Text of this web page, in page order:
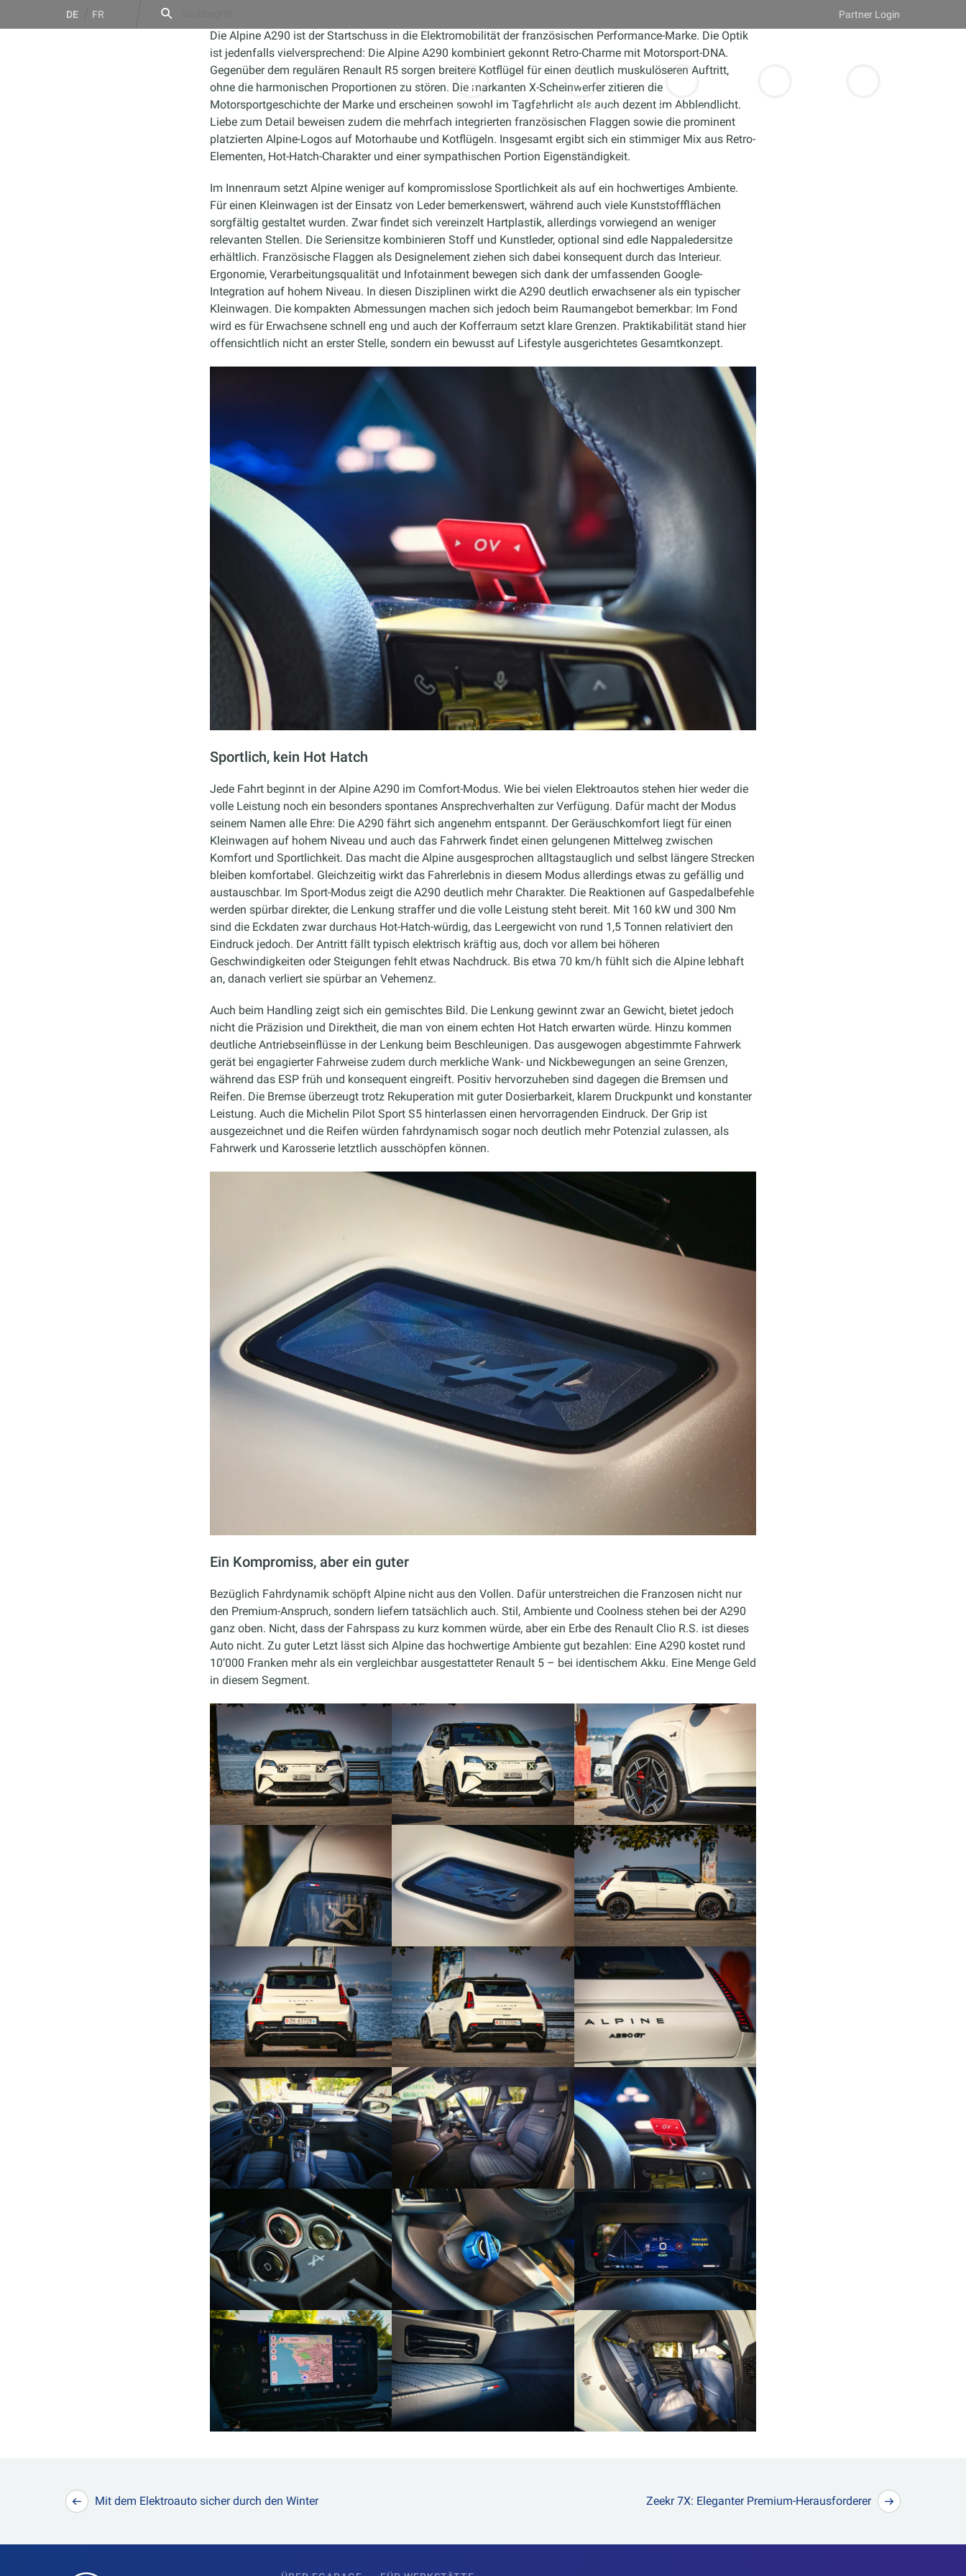
DE FR
Suche
nach:
Partner Login
Garage finden Dienstleistungen Fahrzeuge
Die Alpine A290 ist der Startschuss in die Elektromobilität der französischen Performance-Marke. Die Optik
ist jedenfalls vielversprechend: Die Alpine A290 kombiniert gekonnt Retro-Charme mit Motorsport-DNA.
Gegenüber dem regulären Renault R5 sorgen breitere Kotflügel für einen deutlich muskulöseren Auftritt,
ohne die harmonischen Proportionen zu stören. Die markanten X-Scheinwerfer zitieren die
Motorsportgeschichte der Marke und erscheinen sowohl im Tagfahrlicht als auch dezent im Abblendlicht.
Liebe zum Detail beweisen zudem die mehrfach integrierten französischen Flaggen sowie die prominent
platzierten Alpine-Logos auf Motorhaube und Kotflügeln. Insgesamt ergibt sich ein stimmiger Mix aus Retro-
Elementen, Hot-Hatch-Charakter und einer sympathischen Portion Eigenständigkeit.
Im Innenraum setzt Alpine weniger auf kompromisslose Sportlichkeit als auf ein hochwertiges Ambiente.
Für einen Kleinwagen ist der Einsatz von Leder bemerkenswert, während auch viele Kunststoffflächen
sorgfältig gestaltet wurden. Zwar findet sich vereinzelt Hartplastik, allerdings vorwiegend an weniger
relevanten Stellen. Die Seriensitze kombinieren Stoff und Kunstleder, optional sind edle Nappaledersitze
erhältlich. Französische Flaggen als Designelement ziehen sich dabei konsequent durch das Interieur.
Ergonomie, Verarbeitungsqualität und Infotainment bewegen sich dank der umfassenden Google-
Integration auf hohem Niveau. In diesen Disziplinen wirkt die A290 deutlich erwachsener als ein typischer
Kleinwagen. Die kompakten Abmessungen machen sich jedoch beim Raumangebot bemerkbar: Im Fond
wird es für Erwachsene schnell eng und auch der Kofferraum setzt klare Grenzen. Praktikabilität stand hier
offensichtlich nicht an erster Stelle, sondern ein bewusst auf Lifestyle ausgerichtetes Gesamtkonzept.
Sportlich, kein Hot Hatch
Jede Fahrt beginnt in der Alpine A290 im Comfort-Modus. Wie bei vielen Elektroautos stehen hier weder die
volle Leistung noch ein besonders spontanes Ansprechverhalten zur Verfügung. Dafür macht der Modus
seinem Namen alle Ehre: Die A290 fährt sich angenehm entspannt. Der Geräuschkomfort liegt für einen
Kleinwagen auf hohem Niveau und auch das Fahrwerk findet einen gelungenen Mittelweg zwischen
Komfort und Sportlichkeit. Das macht die Alpine ausgesprochen alltagstauglich und selbst längere Strecken
bleiben komfortabel. Gleichzeitig wirkt das Fahrerlebnis in diesem Modus allerdings etwas zu gefällig und
austauschbar. Im Sport-Modus zeigt die A290 deutlich mehr Charakter. Die Reaktionen auf Gaspedalbefehle
werden spürbar direkter, die Lenkung straffer und die volle Leistung steht bereit. Mit 160 kW und 300 Nm
sind die Eckdaten zwar durchaus Hot-Hatch-würdig, das Leergewicht von rund 1,5 Tonnen relativiert den
Eindruck jedoch. Der Antritt fällt typisch elektrisch kräftig aus, doch vor allem bei höheren
Geschwindigkeiten oder Steigungen fehlt etwas Nachdruck. Bis etwa 70 km/h fühlt sich die Alpine lebhaft
an, danach verliert sie spürbar an Vehemenz.
Auch beim Handling zeigt sich ein gemischtes Bild. Die Lenkung gewinnt zwar an Gewicht, bietet jedoch
nicht die Präzision und Direktheit, die man von einem echten Hot Hatch erwarten würde. Hinzu kommen
deutliche Antriebseinflüsse in der Lenkung beim Beschleunigen. Das ausgewogen abgestimmte Fahrwerk
gerät bei engagierter Fahrweise zudem durch merkliche Wank- und Nickbewegungen an seine Grenzen,
während das ESP früh und konsequent eingreift. Positiv hervorzuheben sind dagegen die Bremsen und
Reifen. Die Bremse überzeugt trotz Rekuperation mit guter Dosierbarkeit, klarem Druckpunkt und konstanter
Leistung. Auch die Michelin Pilot Sport S5 hinterlassen einen hervorragenden Eindruck. Der Grip ist
ausgezeichnet und die Reifen würden fahrdynamisch sogar noch deutlich mehr Potenzial zulassen, als
Fahrwerk und Karosserie letztlich ausschöpfen können.
Ein Kompromiss, aber ein guter
Bezüglich Fahrdynamik schöpft Alpine nicht aus den Vollen. Dafür unterstreichen die Franzosen nicht nur
den Premium-Anspruch, sondern liefern tatsächlich auch. Stil, Ambiente und Coolness stehen bei der A290
ganz oben. Nicht, dass der Fahrspass zu kurz kommen würde, aber ein Erbe des Renault Clio R.S. ist dieses
Auto nicht. Zu guter Letzt lässt sich Alpine das hochwertige Ambiente gut bezahlen: Eine A290 kostet rund
10’000 Franken mehr als ein vergleichbar ausgestatteter Renault 5 – bei identischem Akku. Eine Menge Geld
in diesem Segment.
Beitragsnavigation
Mit dem Elektroauto sicher durch den Winter Zeekr 7X: Eleganter Premium-Herausforderer